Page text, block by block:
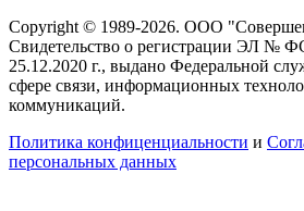
Copyright © 1989-2026. ООО
Свидетельство о регистрации ЭЛ №
25.12.2020 г., выдано Федеральной
сфере связи, информационных
коммуникаций.
Политика конфиценциальности и
персональных данных